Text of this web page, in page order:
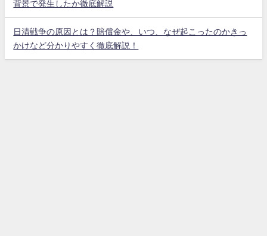
背景で発生したか徹底解説
日清戦争の原因とは？賠償金や、いつ、なぜ起こったのかきっ
かけなど分かりやすく徹底解説！